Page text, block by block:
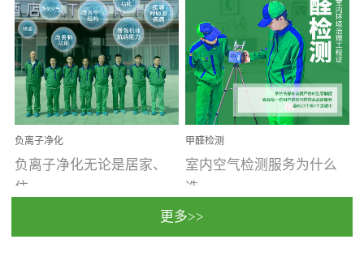
受温度、湿度、基质养
分、通风四个条件影响，
温暖潮湿、营养物质多、
通风缓慢的空间最易滋生
大量霉菌的...
装修完会有甲醛，其实汽
车的甲醛超标问题更为严
重。汽车的空间范围小，
配件、皮具、装饰多，这
些都是汽...
负离子净化
负离子净化无论是居家、
住...
甲醛检测
室内空气检测服务为什么
选...
更多>>